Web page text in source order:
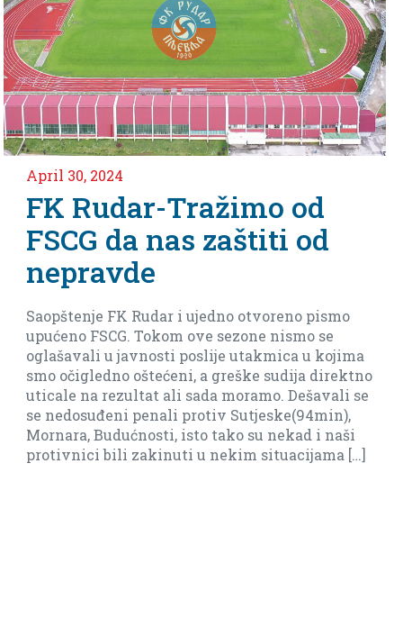
2024
Tražimo od
da nas zaštiti od
FK Rudar i ujedno otvoreno pismo
FSCG. Tokom ove sezone nismo se
u javnosti poslije utakmica u kojima
oštećeni, a greške sudija direktno
rezultat ali sada moramo. Dešavali se
penali protiv Sutjeske(94min),
Budućnosti, isto tako su nekad i naši
bili zakinuti u nekim situacijama […]
Imamo
biti